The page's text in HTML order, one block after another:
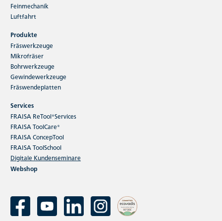
Feinmechanik
Luftfahrt
Produkte
Fräswerkzeuge
Mikrofräser
Bohrwerkzeuge
Gewindewerkzeuge
Fräswendeplatten
Services
FRAISA ReTool®Services
FRAISA ToolCare®
FRAISA ConcepTool
FRAISA ToolSchool
Digitale Kundenseminare
Webshop